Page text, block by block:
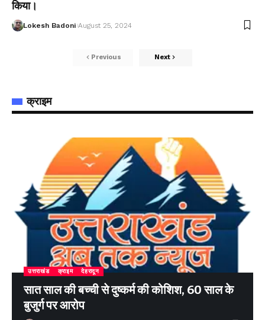
किया।
Lokesh Badoni August 25, 2024
Previous Next
क्राइम
उत्तराखंड क्राइम देहरादून
सात साल की बच्ची से दुष्कर्म की कोशिश, 60 साल के
बुजुर्ग पर आरोप